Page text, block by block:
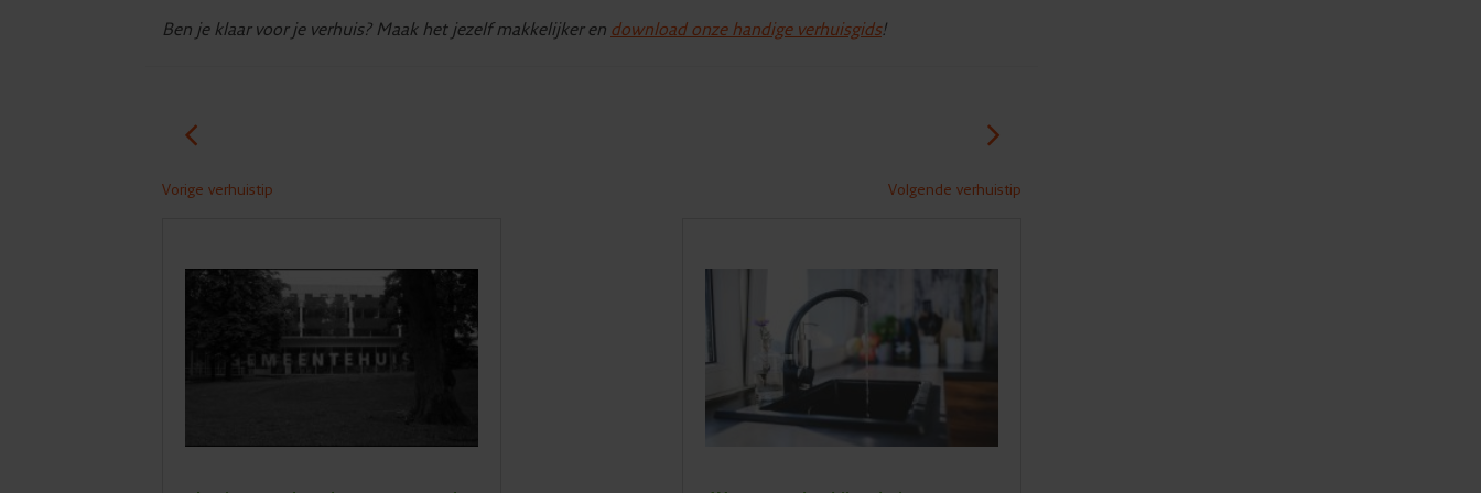
Ben je klaar voor je verhuis? Maak het jezelf makkelijker en download onze handige verhuisgids!
Vorige verhuistip Volgende verhuistip